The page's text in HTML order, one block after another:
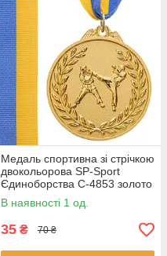
Медаль спортивна зі стрічкою
двокольорова SP-Sport
Єдиноборства C-4853 золото
В наявності 1 од.
35 ₴ 70 ₴